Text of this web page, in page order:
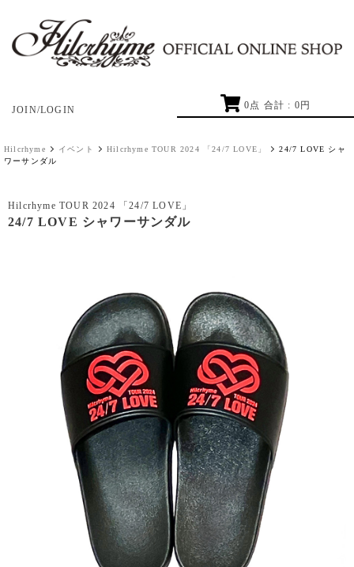
JOIN/LOGIN 0 点 合計 : 0円
Hilcrhyme イベント Hilcrhyme TOUR 2024 「24/7 LOVE」
24/7 LOVE シャ
ワーサンダル
Hilcrhyme TOUR 2024 「24/7 LOVE」
24/7 LOVE シャワーサンダル